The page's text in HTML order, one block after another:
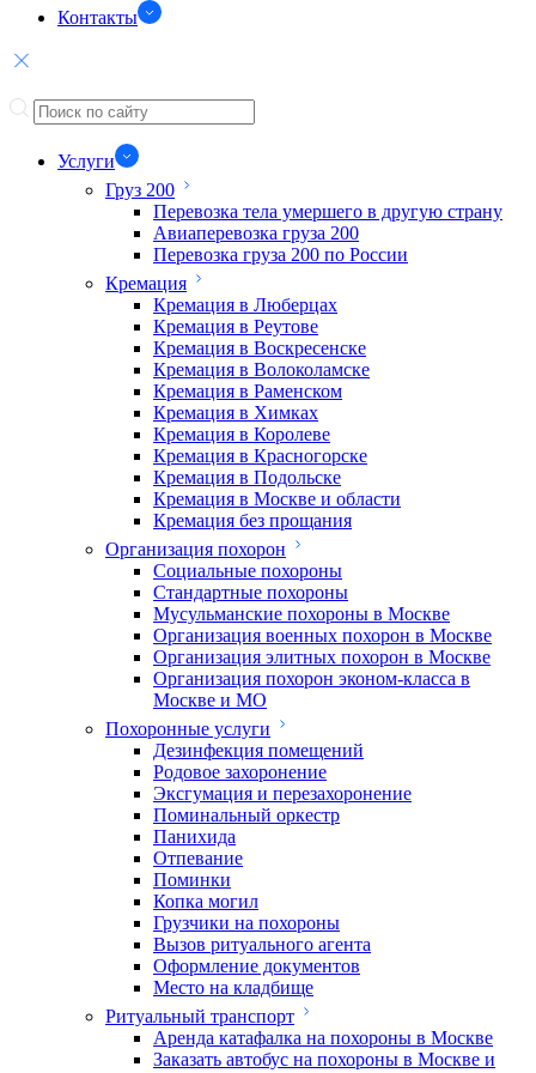
Контакты
Услуги
Груз 200
Перевозка тела умершего в другую страну
Авиаперевозка груза 200
Перевозка груза 200 по России
Кремация
Кремация в Люберцах
Кремация в Реутове
Кремация в Воскресенске
Кремация в Волоколамске
Кремация в Раменском
Кремация в Химках
Кремация в Королеве
Кремация в Красногорске
Кремация в Подольске
Кремация в Москве и области
Кремация без прощания
Организация похорон
Социальные похороны
Стандартные похороны
Мусульманские похороны в Москве
Организация военных похорон в Москве
Организация элитных похорон в Москве
Организация похорон эконом-класса в
Москве и МО
Похоронные услуги
Дезинфекция помещений
Родовое захоронение
Эксгумация и перезахоронение
Поминальный оркестр
Панихида
Отпевание
Поминки
Копка могил
Грузчики на похороны
Вызов ритуального агента
Оформление документов
Место на кладбище
Ритуальный транспорт
Аренда катафалка на похороны в Москве
Заказать автобус на похороны в Москве и